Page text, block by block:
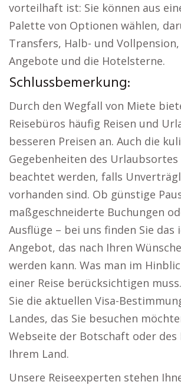
vorteilhaft ist: Sie können aus
Palette von Optionen wählen,
Transfers, Halb- und
Angebote und die Hotelsterne.
Schlussbemerkung:
Durch den Wegfall von Miete
Reisebüros häufig Reisen und
besseren Preisen an. Auch die
Gegebenheiten des
beachtet werden, falls
vorhanden sind. Ob günstige
maßgeschneiderte Buchungen
Ausflüge – bei uns finden Sie das
Angebot, das nach Ihren
werden kann. Was man im
einer Reise berücksichtigen
Sie die aktuellen Visa-
Landes, das Sie besuchen
Webseite der Botschaft oder des
Ihrem Land.
Unsere Reiseexperten stehen